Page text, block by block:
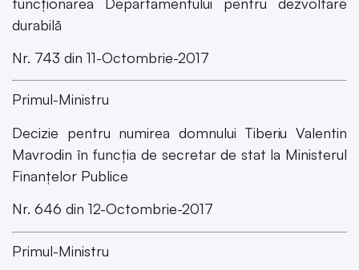
durabilă
Nr. 743 din 11-Octombrie-2017
Primul-Ministru
Decizie pentru numirea domnului Tiberiu Valentin
Mavrodin în funcția de secretar de stat la Ministerul
Finanțelor Publice
Nr. 646 din 12-Octombrie-2017
Primul-Ministru